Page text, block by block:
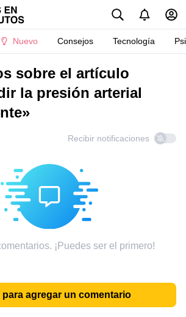
Nuevo Consejos Tecnología
sobre el artículo
la presión arterial
Recibir notificaciones
¡Puedes ser el primero!
para agregar un comentario